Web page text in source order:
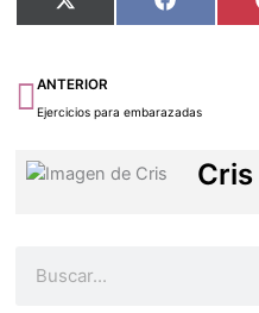
Compartir
en
X
(Twitter)
Compartir
en
Facebook
Ant
ANTERIOR
Ejercicios para embarazadas
Cris